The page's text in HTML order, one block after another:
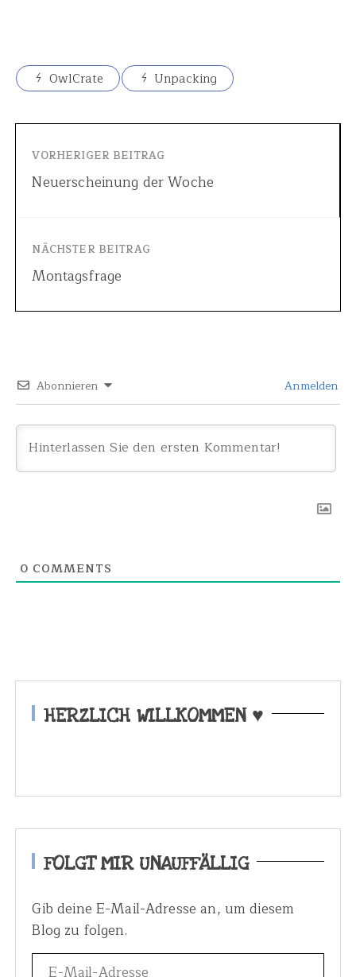
OwlCrate Unpacking
VORHERIGER BEITRAG
Neuerscheinung der Woche
NÄCHSTER BEITRAG
Montagsfrage
Abonnieren Anmelden
0 COMMENTS
HERZLICH WILLKOMMEN ♥
FOLGT MIR UNAUFFÄLLIG
Gib deine E-Mail-Adresse an, um diesem
Blog zu folgen.